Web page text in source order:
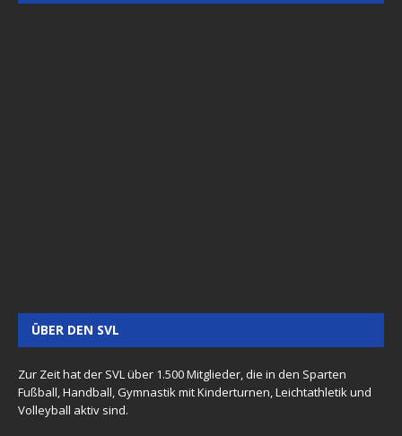
ÜBER DEN SVL
Zur Zeit hat der SVL über 1.500 Mitglieder, die in den Sparten
Fußball, Handball, Gymnastik mit Kinderturnen, Leichtathletik und
Volleyball aktiv sind.